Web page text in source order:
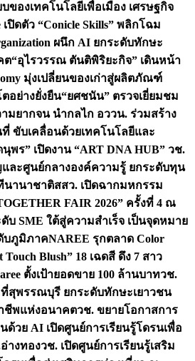
องเทคโนโลยีเพื่อเมือง เศรษฐกิจ
เปิดตัว “Conicle Skills” พลิกโฉม
ผนึก AI ยกระดับทักษะ
ต“อุไรวรรณ ตันติพิริยะกิจ” เดินหน้า
มุ่งเปลี่ยนของเก่าสู่ผลิตภัณฑ์
อย่างยั่งยืน“ยศชนัน” ตรวจเยี่ยมชม
มยากจน นำกลไก อววน. ร่วมสร้าง
ขับเคลื่อนด้วยเทคโนโลยีและ
นุพร” เปิดงาน “ART DNA HUB” วช.
ละศูนย์กลางองค์ความรู้ ยกระดับทุน
นานาชาติสสว. เปิดฉากมหกรรม
FAIR 2026” ครั้งที่ 4 ณ
บ SME ใต้สู่ความสำเร็จ เป็นจุดหมาย
บภูมิภาคNAREE รุกตลาด Color
Touch Blush” 18 เฉดสี ดึง 7 สาว
ตั้งเป้ายอดขาย 100 ล้านบาทวช.
ที่สุพรรณบุรี ยกระดับทักษะเยาวชน
ชีพแห่งอนาคตวช. ขยายโอกาสการ
ด้วย AI เปิดศูนย์การเรียนรู้โดรนเพื่อ
างทองวช. เปิดศูนย์การเรียนรู้เสริม